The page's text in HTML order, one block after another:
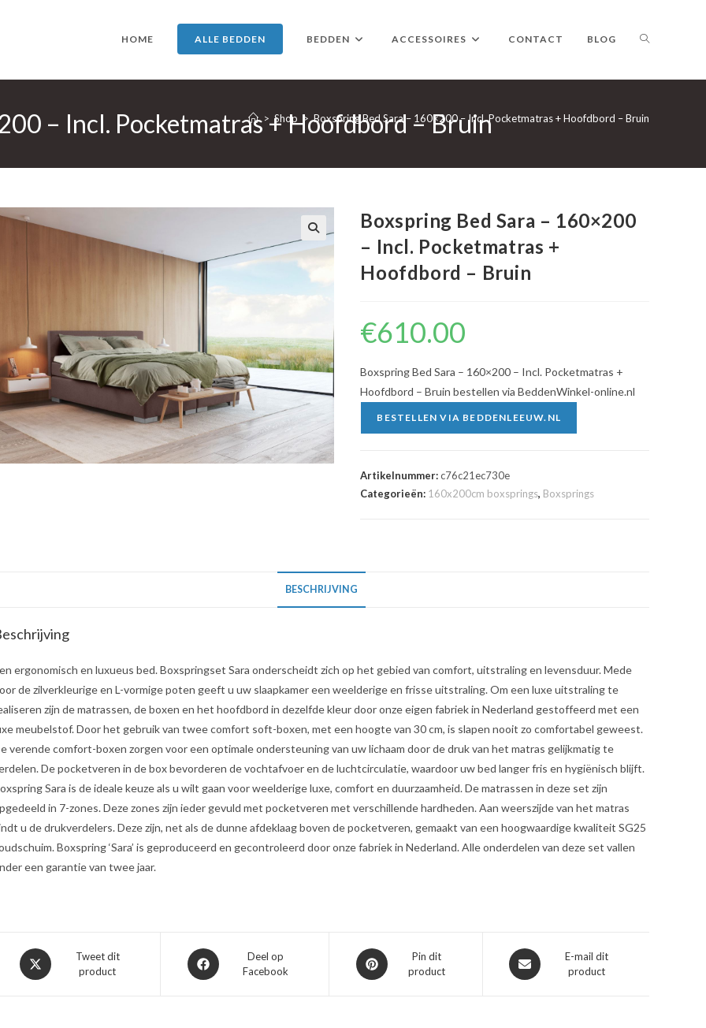
HOME ALLE BEDDEN BEDDEN ACCESSOIRES CONTACT BLOG TOGGLE
WEBSITE
– Incl. Pocketmatras + Hoofdbord – Bruin
> Shop > Boxspring Bed Sara – 160×200 – Incl. Pocketmatras + Hoofdbord – Bruin
🔍
Boxspring Bed Sara – 160×200
– Incl. Pocketmatras +
Hoofdbord – Bruin
€610.00
Boxspring Bed Sara – 160×200 – Incl. Pocketmatras +
Hoofdbord – Bruin bestellen via BeddenWinkel-online.nl
BESTELLEN VIA BEDDENLEEUW.NL
Artikelnummer:c76c21ec730e
Categorieën: 160x200cm boxsprings, Boxsprings
BESCHRIJVING
ergonomisch en luxueus bed. Boxspringset Sara onderscheidt zich op het gebied van comfort, uitstraling en levensduur. Mede
de zilverkleurige en L-vormige poten geeft u uw slaapkamer een weelderige en frisse uitstraling. Om een luxe uitstraling te
zijn de matrassen, de boxen en het hoofdbord in dezelfde kleur door onze eigen fabriek in Nederland gestoffeerd met een
meubelstof. Door het gebruik van twee comfort soft-boxen, met een hoogte van 30 cm, is slapen nooit zo comfortabel geweest.
verende comfort-boxen zorgen voor een optimale ondersteuning van uw lichaam door de druk van het matras gelijkmatig te
De pocketveren in de box bevorderen de vochtafvoer en de luchtcirculatie, waardoor uw bed langer fris en hygiënisch blijft.
Sara is de ideale keuze als u wilt gaan voor weelderige luxe, comfort en duurzaamheid. De matrassen in deze set zijn
in 7-zones. Deze zones zijn ieder gevuld met pocketveren met verschillende hardheden. Aan weerszijde van het matras
u de drukverdelers. Deze zijn, net als de dunne afdeklaag boven de pocketveren, gemaakt van een hoogwaardige kwaliteit SG25
Boxspring ‘Sara’ is geproduceerd en gecontroleerd door onze fabriek in Nederland. Alle onderdelen van deze set vallen
een garantie van twee jaar.
Opent
in
Tweet dit
product
Opent
in
Deel op
Facebook
Opent
in
Pin dit
product
Opent
in
E-mail dit
product